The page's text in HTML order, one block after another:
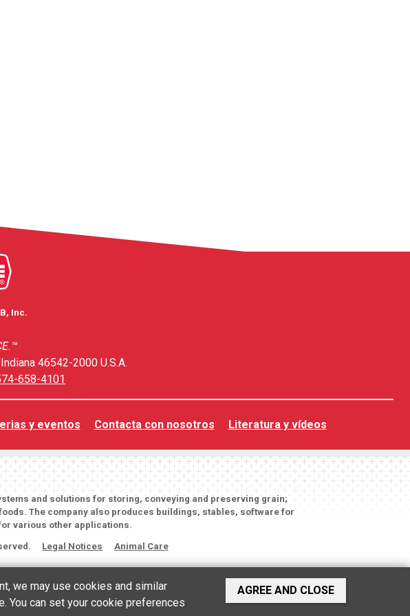
Inc.
46542-2000 U.S.A.
658-4101
y eventos Contacta con nosotros Literatura y vídeos
and solutions for storing, conveying and preserving grain;
The company also produces buildings, stables, software for
various other applications.
Legal Notices Animal Care
we may use cookies and similar
You can set your cookie preferences
AGREE AND CLOSE